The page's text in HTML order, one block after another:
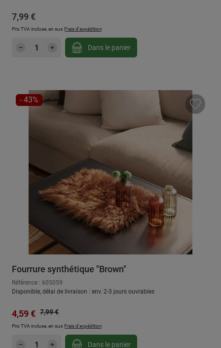
Prix régulier :
7,99 €
Prix TVA incluse, en sus Frais d'expédition
Quantité de produit : Entrez la quantité
Dans le panier
RÉDUCTION
- 43%
Fourrure synthétique "Brown"
Référence : 605059
Disponible, délai de livraison : env. 2-3 jours ouvrables
Prix de vente :
4,59 € Prix régulier :
7,99 €
Prix TVA incluse, en sus Frais d'expédition
Quantité de produit : Entrez la quantité
Dans le panier